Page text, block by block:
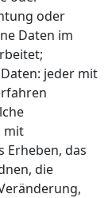
oder
Daten im
jeder mit
mit
Erheben, das
die